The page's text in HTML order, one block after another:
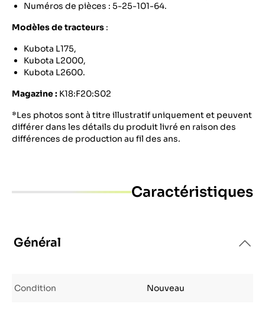
Numéros de pièces : 5-25-101-64.
Modèles de tracteurs :
Kubota L175,
Kubota L2000,
Kubota L2600.
Magazine : K18:F20:S02
*Les photos sont à titre illustratif uniquement et peuvent
différer dans les détails du produit livré en raison des
différences de production au fil des ans.
Caractéristiques
Général
Condition Nouveau